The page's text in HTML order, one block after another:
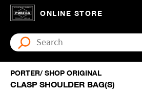
ONLINE STORE
PORTER/ SHOP ORIGINAL
CLASP SHOULDER BAG(S)